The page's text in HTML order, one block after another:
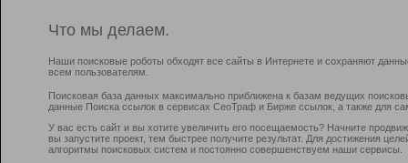
Что мы делаем.
Наши поисковые роботы обходят все сайты в Интернете и сохраняют
всем пользователям.
Поисковая база данных максимально приближена к базам ведущих
данные Поиска ссылок в сервисах СеоТраф и Бирже ссылок, а также для
У вас есть сайт и вы хотите увеличить его посещаемость? Начните
вы запустите проект, тем быстрее получите результат. Для достижения
алгоритмы поисковых систем и постоянно совершенствуем наши сервисы.